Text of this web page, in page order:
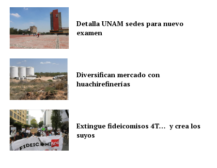
Detalla UNAM sedes para nuevo
examen
Diversifican mercado con
huachirefinerías
Extingue fideicomisos 4T… y crea los
suyos